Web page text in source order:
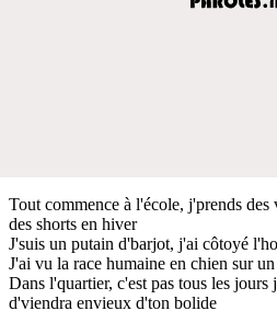
Tout commence à l'école, j'prends
des shorts en hiver
J'suis un putain d'barjot, j'ai côtoyé
J'ai vu la race humaine en chien sur un
Dans l'quartier, c'est pas tous les
d'viendra envieux d'ton bolide